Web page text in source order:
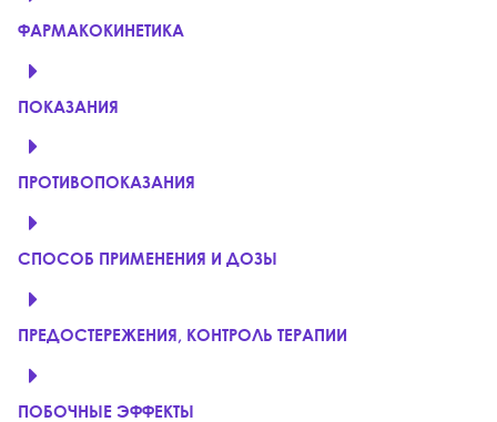
ФАРМАКОКИНЕТИКА
ПОКАЗАНИЯ
ПРОТИВОПОКАЗАНИЯ
СПОСОБ ПРИМЕНЕНИЯ И ДОЗЫ
ПРЕДОСТЕРЕЖЕНИЯ, КОНТРОЛЬ ТЕРАПИИ
ПОБОЧНЫЕ ЭФФЕКТЫ